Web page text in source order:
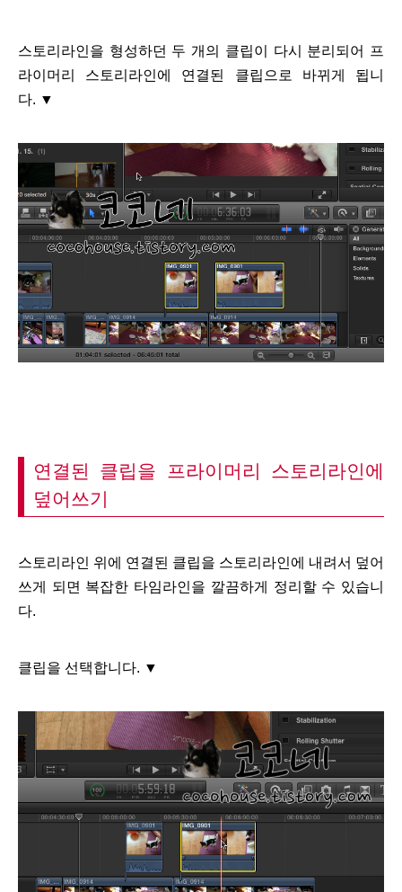
스토리라인을 형성하던 두 개의 클립이 다시 분리되어 프
라이머리 스토리라인에 연결된 클립으로 바뀌게 됩니
다. ▼
연결된 클립을 프라이머리 스토리라인에
덮어쓰기
스토리라인 위에 연결된 클립을 스토리라인에 내려서 덮어
쓰게 되면 복잡한 타임라인을 깔끔하게 정리할 수 있습니
다.
클립을 선택합니다. ▼